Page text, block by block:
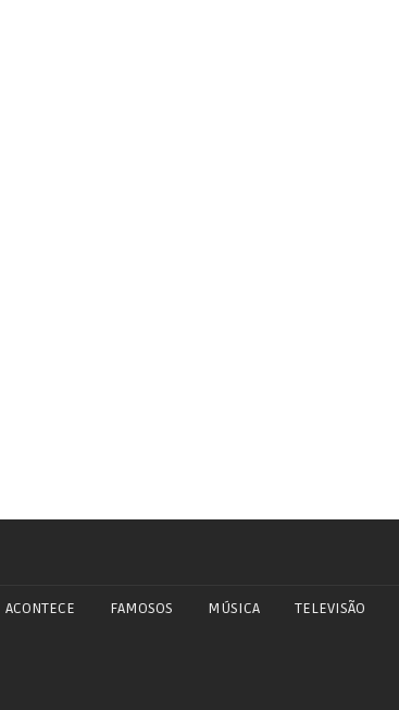
ACONTECE FAMOSOS MÚSICA TELEVISÃO